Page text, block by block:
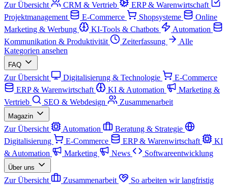
Zur Übersicht CRM & Vertrieb
ERP & Warenwirtschaft
Projektmanagement
E-Commerce Shopsysteme
Online
Marketing & Werbung
KI-Tools & Chatbots
Automation
Kommunikation & Produktivität
Zeiterfassung
Alle
Kategorien ansehen
FAQ
Zur Übersicht Digitalisierung & Technologie
E-Commerce
ERP & Warenwirtschaft
KI & Automation
Marketing &
Vertrieb
SEO & Webdesign Zusammenarbeit
Magazin
Zur Übersicht Automation
Beratung & Strategie
Digitalisierung
E-Commerce ERP & Warenwirtschaft
KI
& Automation
Marketing News Softwareentwicklung
Über uns
Zur Übersicht Zusammenarbeit
So arbeiten wir langfristig